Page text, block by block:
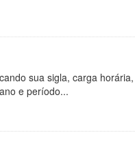
sua sigla, carga
e período...